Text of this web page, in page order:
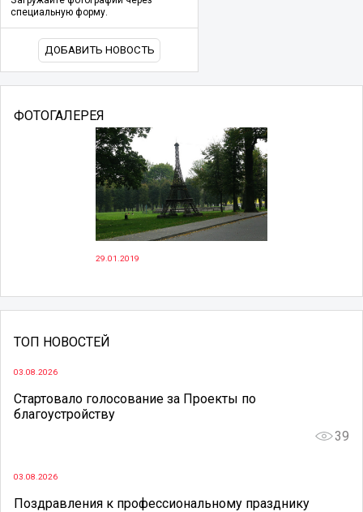
специальную форму.
ДОБАВИТЬ НОВОСТЬ
ФОТОГАЛЕРЕЯ
29.01.2019
ТОП НОВОСТЕЙ
03.08.2026
Стартовало голосование за Проекты по
благоустройству
39
03.08.2026
Поздравления к профессиональному празднику